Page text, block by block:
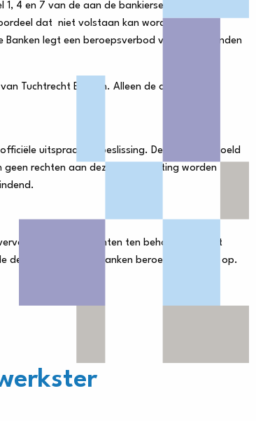
4 en 7 van de aan de bankierseed verbonden
dat niet volstaan kan worden met een
legt een beroepsverbod van drie maanden
Tuchtrecht Banken. Alleen de aangesloten
uitspraak of beslissing. De tekst is bedoeld
rechten aan deze samenvatting worden
van documenten ten behoeve van het
Tuchtcommissie Banken beroepsverboden op.